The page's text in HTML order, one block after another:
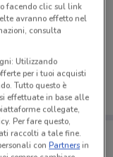
te!
negozi vicino a te,
facendo clic sul link
avranno effetto nel
consulta
Utilizzando
per i tuoi acquisti
Tutto questo è
effettuate in base alle
collegate,
Per fare questo,
raccolti a tale fine.
conPartnersin